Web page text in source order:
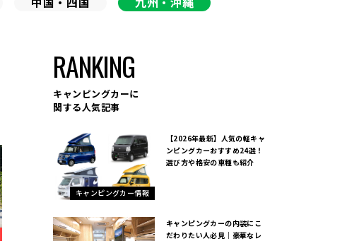
RANKING
キャンピングカーに
関する人気記事
キャンピングカー情報
【2026年最新】人気の軽キャ
ンピングカーおすすめ24選！
選び方や格安の車種も紹介
キャンピングカーの内装にこ
だわりたい人必見｜豪華なレ